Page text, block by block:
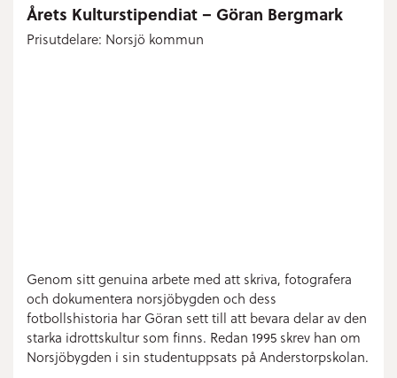
Årets Kulturstipendiat – Göran Bergmark
Prisutdelare: Norsjö kommun
Genom sitt genuina arbete med att skriva, fotografera
och dokumentera norsjöbygden och dess
fotbollshistoria har Göran sett till att bevara delar av den
starka idrottskultur som finns. Redan 1995 skrev han om
Norsjöbygden i sin studentuppsats på Anderstorpskolan.